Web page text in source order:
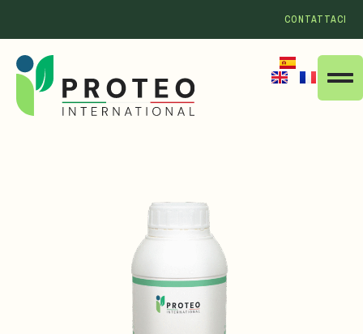
CONTATTACI